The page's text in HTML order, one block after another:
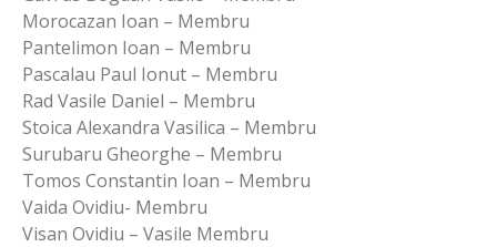
Morocazan Ioan – Membru
Pantelimon Ioan – Membru
Pascalau Paul Ionut – Membru
Rad Vasile Daniel – Membru
Stoica Alexandra Vasilica – Membru
Surubaru Gheorghe – Membru
Tomos Constantin Ioan – Membru
Vaida Ovidiu- Membru
Visan Ovidiu – Vasile Membru